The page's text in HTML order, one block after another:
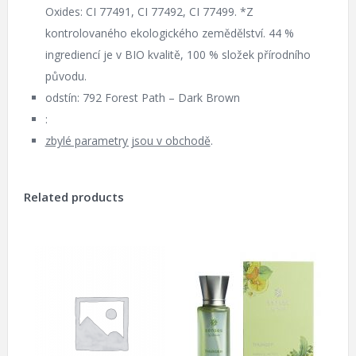
Oxides: CI 77491, CI 77492, CI 77499. *Z
kontrolovaného ekologického zemědělství. 44 %
ingrediencí je v BIO kvalitě, 100 % složek přírodního
původu.
odstín: 792 Forest Path – Dark Brown
:
zbylé parametry jsou v obchodě.
Related products